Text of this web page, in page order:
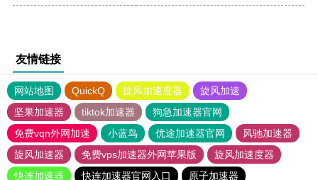
友情链接
网站地图 QuickQ 旋风加速度器
旋风加速
坚果加速器
tiktok加速器
狗急加速器官网
免费vqn外网加速
小蓝鸟 优途加速器官网
风驰加速器
旋风加速器
免费vps加速器外网苹果版
旋风加速度器
快连加速器
快连加速器官网入口 原子加速器